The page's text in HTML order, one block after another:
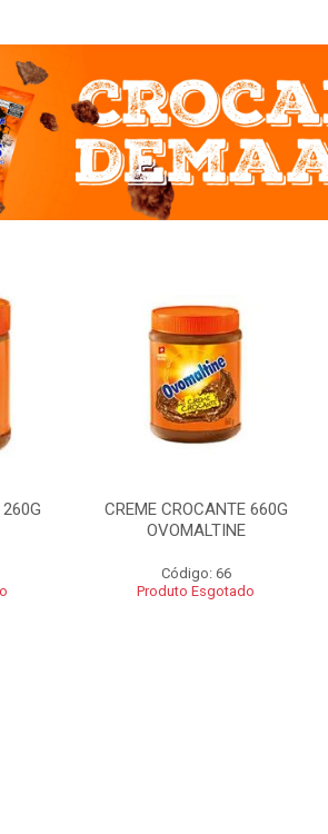
CREME CROCANTE 660G
OVOMALTINE
Código: 66
Produto Esgotado